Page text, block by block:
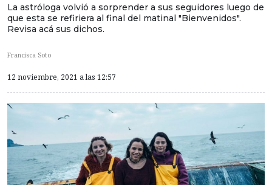
La astróloga volvió a sorprender a sus seguidores luego de
que esta se refiriera al final del matinal "Bienvenidos".
Revisa acá sus dichos.
Francisca Soto
12 noviembre, 2021 a las 12:57